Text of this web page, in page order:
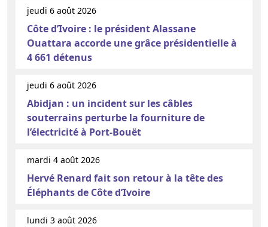
jeudi 6 août 2026
Côte d’Ivoire : le président Alassane
Ouattara accorde une grâce présidentielle à
4 661 détenus
jeudi 6 août 2026
Abidjan : un incident sur les câbles
souterrains perturbe la fourniture de
l’électricité à Port-Bouët
mardi 4 août 2026
Hervé Renard fait son retour à la tête des
Éléphants de Côte d’Ivoire
lundi 3 août 2026